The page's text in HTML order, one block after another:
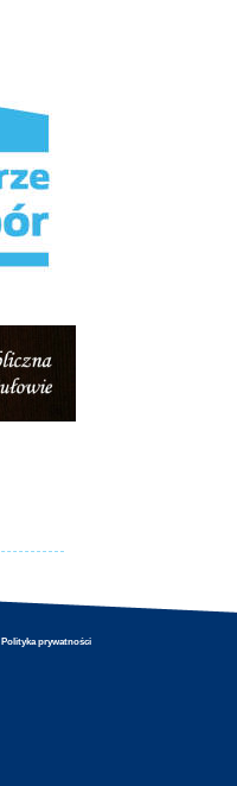
Polityka prywatności